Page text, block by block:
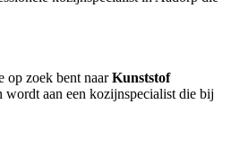
op zoek bent naarKunststof
wordt aan een kozijnspecialist die bij